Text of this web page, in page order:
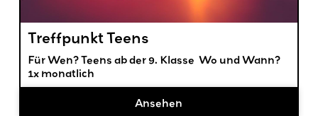
Treffpunkt Teens
Für Wen? Teens ab der 9. Klasse Wo und Wann?
1x monatlich
Ansehen